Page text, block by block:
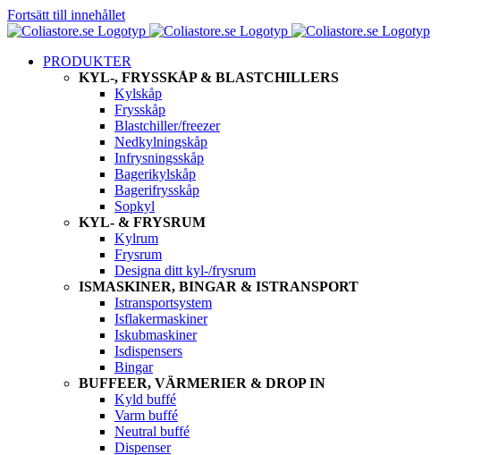
Fortsätt till innehållet
PRODUKTER
KYL-, FRYSSKÅP & BLASTCHILLERS
Kylskåp
Frysskåp
Blastchiller/freezer
Nedkylningskåp
Infrysningsskåp
Bagerikylskåp
Bagerifrysskåp
Sopkyl
KYL- & FRYSRUM
Kylrum
Frysrum
Designa ditt kyl-/frysrum
ISMASKINER, BINGAR & ISTRANSPORT
Istransportsystem
Isflakermaskiner
Iskubmaskiner
Isdispensers
Bingar
BUFFEER, VÄRMERIER & DROP IN
Kyld buffé
Varm buffé
Neutral buffé
Dispenser